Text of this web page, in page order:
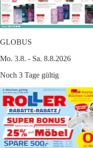
GLOBUS
Mo. 3.8. - Sa. 8.8.2026
Noch 3 Tage gültig